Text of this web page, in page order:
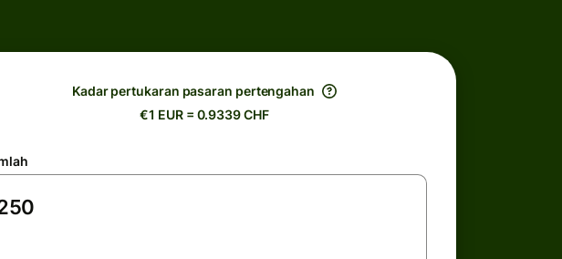
Kadar pertukaran pasaran pertengahan
€1 EUR = 0.9339 CHF